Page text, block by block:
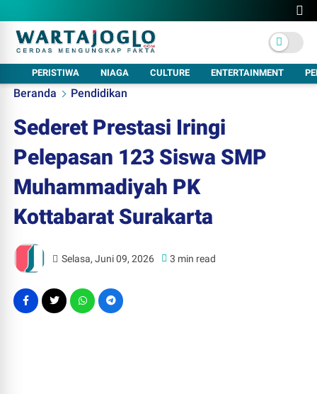
PERISTIWA NIAGA CULTURE ENTERTAINMENT
Beranda Pendidikan
Sederet Prestasi Iringi
Pelepasan 123 Siswa SMP
Muhammadiyah PK
Kottabarat Surakarta
Selasa, Juni 09, 2026 3 min read